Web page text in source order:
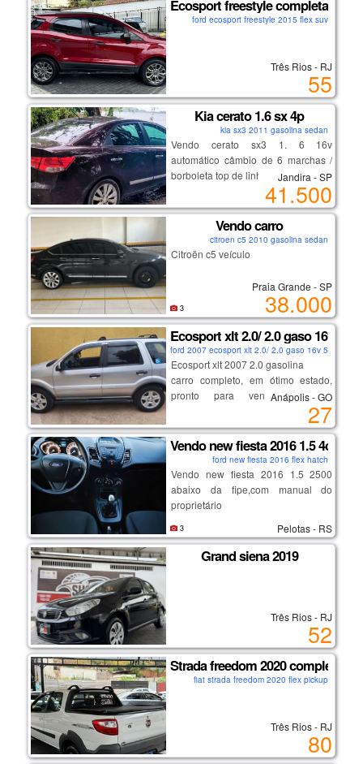
Ecosport freestyle completa
ford ecosport freestyle 2015 flex suv
Três Rios - RJ
55
Kia cerato 1.6 sx 4p
kia sx3 2011 gasolina sedan
Vendo cerato sx3 1. 6 16v
automático câmbio de 6 marchas /
borboleta top de linha.
excelente carro em perfeito estado
de conservação!!
pneus aro 17 - semi novos e estepe
com roda de liga leve.
mecânica sempre com a
câmbio revisado (troca de óleo e
filtro) documentos em dia.
manual e chave rserva.
obs: possuo o carro há 5 anos.
Jandira - SP
41.500
Vendo carro
citroen c5 2010 gasolina sedan
Citroën c5 veículo
Praia Grande - SP
38.000
3
Ecosport xlt 2.0/ 2.0 gaso 16v 5p
ford 2007 ecosport xlt 2.0/ 2.0 gaso 16v 5p aut
Ecosport xlt 2007 2.0 gasolina
carro completo, em ótimo estado,
pronto para vender, 163.000
rodados apenas. valor abaixo da
tabela para vender rápido.
manda msg!!!
Anápolis - GO
27
Vendo new fiesta 2016 1.5 4cc
ford new fiesta 2016 flex hatch
Vendo new fiesta 2016 1.5 2500
abaixo da fipe,com manual do
proprietário
Pelotas - RS
3
Grand siena 2019
Três Rios - RJ
52
Strada freedom 2020 completa
fiat strada freedom 2020 flex pickup
Três Rios - RJ
80